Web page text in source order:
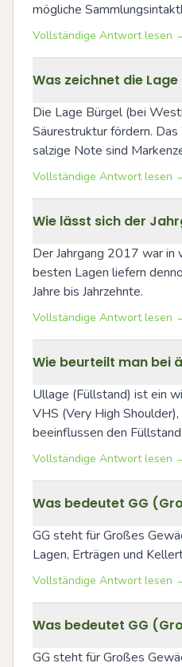
mögliche
Vollständige Antwort lesen
Was zeichnet die
Die Lage Bürgel (bei
Säurestruktur fördern.
salzige Note sind
Vollständige Antwort lesen
Wie lässt sich der
Der Jahrgang 2017 war in
besten Lagen liefern
Jahre bis Jahrzehnte.
Vollständige Antwort lesen
Wie beurteilt man bei
Ullage (Füllstand) ist ein
VHS (Very High
beeinflussen den
Vollständige Antwort lesen
Was bedeutet GG
GG steht für Großes
Lagen, Erträgen und
Vollständige Antwort lesen
Was bedeutet GG
GG steht für Großes